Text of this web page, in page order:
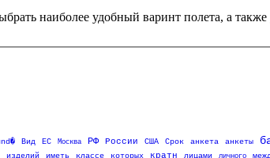
наиболее удобный варинт полета, а также
Вид ЕС Москва РФ России США Срок анкета анкеты
изделий иметь классе которых кратн лицами личного